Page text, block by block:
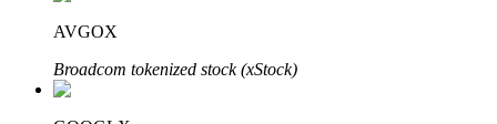
AVGOX
Broadcom tokenized stock (xStock)